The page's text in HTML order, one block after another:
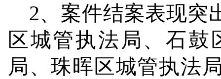
2、案件结案表现突
区城管执法局、石
局、珠晖区城管执法